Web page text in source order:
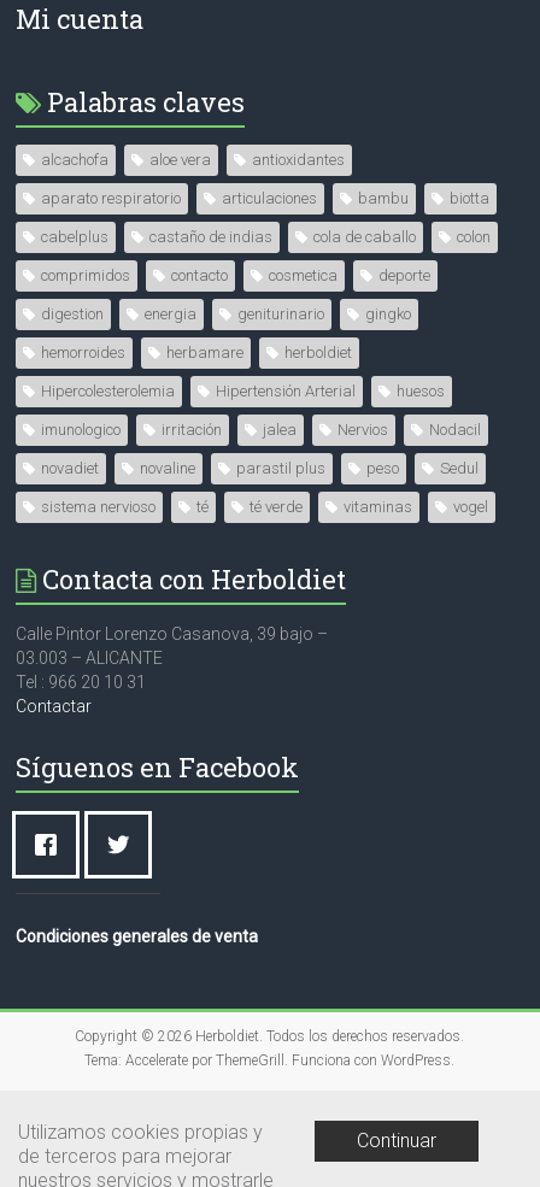
Mi cuenta
Palabras claves
alcachofa aloe vera antioxidantes
aparato respiratorio articulaciones bambu biotta
cabelplus castaño de indias cola de caballo colon
comprimidos contacto cosmetica deporte
digestion energia geniturinario gingko
hemorroides herbamare herboldiet
Hipercolesterolemia Hipertensión Arterial huesos
imunologico irritación jalea Nervios Nodacil
novadiet novaline parastil plus peso Sedul
sistema nervioso té té verde vitaminas vogel
Contacta con Herboldiet
Calle Pintor Lorenzo Casanova, 39 bajo –
03.003 – ALICANTE
Tel : 966 20 10 31
Contactar
Síguenos en Facebook
Condiciones generales de venta
Copyright © 2026 Herboldiet. Todos los derechos reservados.
Tema:Accelerate por ThemeGrill. Funciona conWordPress.
Utilizamos cookies propias y
de terceros para mejorar
nuestros servicios y mostrarle
Continuar